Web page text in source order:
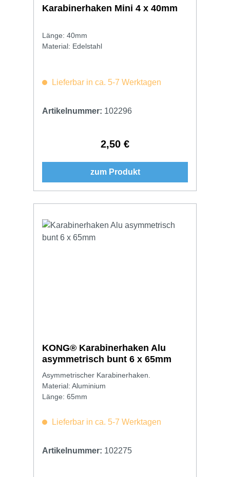
Karabinerhaken Mini 4 x 40mm
Länge: 40mm
Material: Edelstahl
Lieferbar in ca. 5-7 Werktagen
Artikelnummer: 102296
Regulärer Preis:
2,50 €
zum Produkt
KONG® Karabinerhaken Alu
asymmetrisch bunt 6 x 65mm
Asymmetrischer Karabinerhaken.
Material: Aluminium
Länge: 65mm
Lieferbar in ca. 5-7 Werktagen
Artikelnummer: 102275